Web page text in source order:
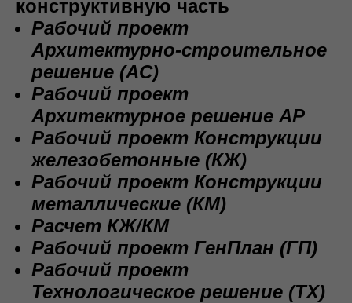
конструктивную часть
Рабочий проект
Архитектурно-строительное
решение (AC)
Рабочий проект
Архитектурное решение АР
Рабочий проект Конструкции
железобетонные (КЖ)
Рабочий проект Конструкции
металлические (КМ)
Расчет КЖ/КМ
Рабочий проект ГенПлан (ГП)
Рабочий проект
Технологическое решение (ТХ)